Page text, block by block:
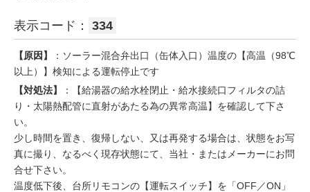
表示コード： 334
【原因】
：ソーラー混合弁出口（缶体入口）温度の【高温（98℃
以上）】検知による運転停止です
【対処法】
：【給湯器の給水栓閉止・給水接続口フィルタの詰
り・太陽熱配管に直射があたる為の異常高温】を確認して下さ
い。
少し時間を置き、復帰しない、又は再発する場合は、状態をお写
真に撮り、なるべく現存状態にて、当社・またはメーカーにお問
合せ下さい。
温度低下後、台所リモコンの【運転スイッチ】を「OFF／ON」